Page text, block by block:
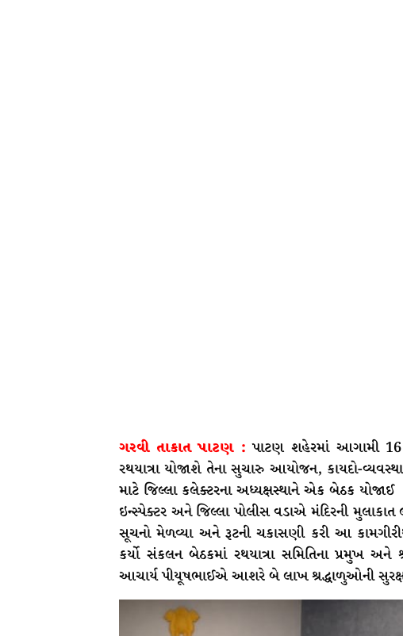
ગરવી તાકાત પાટણ : પાટણ શહેરમાં આગામી 16
રથયાત્રા યોજાશે તેના સુચારુ આયોજન, કાયદો-
માટે જિલ્લા કલેક્ટરના અધ્યક્ષસ્થાને એક બેઠક યોજાઈ
ઇન્સ્પેક્ટર અને જિલ્લા પોલીસ વડાએ મંદિરની મુલાકાત
સૂચનો મેળવ્યા અને રૂટની ચકાસણી કરી આ
કર્યો સંકલન બેઠકમાં રથયાત્રા સમિતિના પ્રમુખ અને
આચાર્ય પીયૂષભાઈએ આશરે બે લાખ શ્રદ્ધાળુઓની